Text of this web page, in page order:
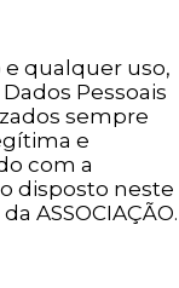
e qualquer uso,
Pessoais
sempre
e
com a
disposto neste
ASSOCIAÇÃO.